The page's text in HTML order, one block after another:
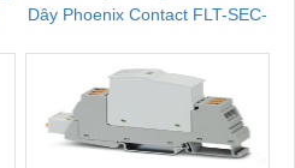
Dây Phoenix Contact FLT-SEC-